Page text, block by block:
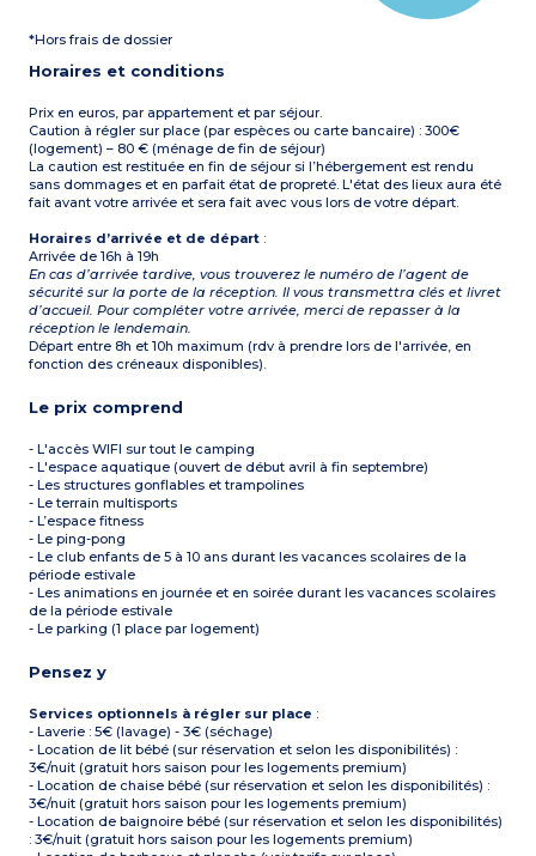
salon de jardin
Wifi gratuit
personnes
*Hors frais de dossier
Horaires et conditions
Prix en euros, par appartement et par séjour.
Caution à régler sur place (par espèces ou carte bancaire) : 300€
(logement) – 80 € (ménage de fin de séjour)
La caution est restituée en fin de séjour si l’hébergement est rendu
sans dommages et en parfait état de propreté. L'état des lieux aura été
fait avant votre arrivée et sera fait avec vous lors de votre départ.
Horaires d’arrivée et de départ :
Arrivée de 16h à 19h
En cas d’arrivée tardive, vous trouverez le numéro de l’agent de
sécurité sur la porte de la réception. Il vous transmettra clés et livret
d’accueil. Pour compléter votre arrivée, merci de repasser à la
réception le lendemain.
Départ entre 8h et 10h maximum (rdv à prendre lors de l'arrivée, en
fonction des créneaux disponibles).
Le prix comprend
- L'accès WIFI sur tout le camping
- L'espace aquatique (ouvert de début avril à fin septembre)
- Les structures gonflables et trampolines
- Le terrain multisports
- L’espace fitness
- Le ping-pong
- Le club enfants de 5 à 10 ans durant les vacances scolaires de la
période estivale
- Les animations en journée et en soirée durant les vacances scolaires
de la période estivale
- Le parking (1 place par logement)
Pensez y
Services optionnels à régler sur place :
- Laverie : 5€ (lavage) - 3€ (séchage)
- Location de lit bébé (sur réservation et selon les disponibilités) :
3€/nuit (gratuit hors saison pour les logements premium)
- Location de chaise bébé (sur réservation et selon les disponibilités) :
3€/nuit (gratuit hors saison pour les logements premium)
- Location de baignoire bébé (sur réservation et selon les disponibilités)
: 3€/nuit (gratuit hors saison pour les logements premium)